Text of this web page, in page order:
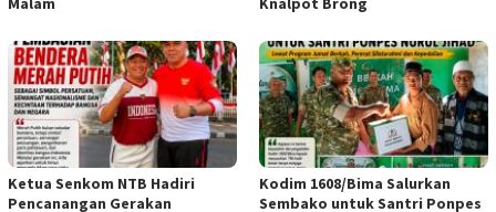
Ketua Senkom NTB Hadiri
Pencanangan Gerakan
Kodim 1608/Bima Salurkan
Sembako untuk Santri Ponpes